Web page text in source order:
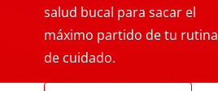
salud bucal para sacar el
máximo partido de tu rutina
de cuidado.